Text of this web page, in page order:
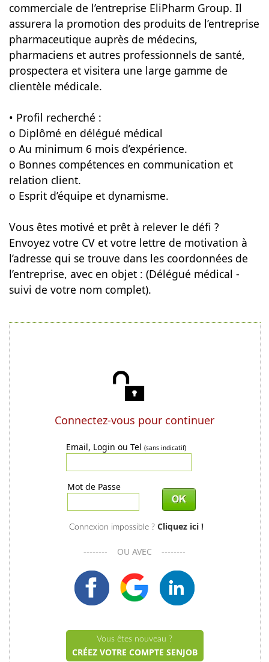
commerciale de l’entreprise EliPharm Group. Il
assurera la promotion des produits de l’entreprise
pharmaceutique auprès de médecins,
pharmaciens et autres professionnels de santé,
prospectera et visitera une large gamme de
clientèle médicale.
• Profil recherché :
o Diplômé en délégué médical
o Au minimum 6 mois d’expérience.
o Bonnes compétences en communication et
relation client.
o Esprit d’équipe et dynamisme.
Vous êtes motivé et prêt à relever le défi ?
Envoyez votre CV et votre lettre de motivation à
l’adresse qui se trouve dans les coordonnées de
l’entreprise, avec en objet : (Délégué médical -
suivi de votre nom complet).
Connectez-vous pour continuer
Email, Login ou Tel (sans indicatif)
Mot de Passe
Connexion impossible ? Cliquez ici !
-------- OU AVEC --------
Vous êtes nouveau ?
CRÉEZ VOTRE COMPTE SENJOB